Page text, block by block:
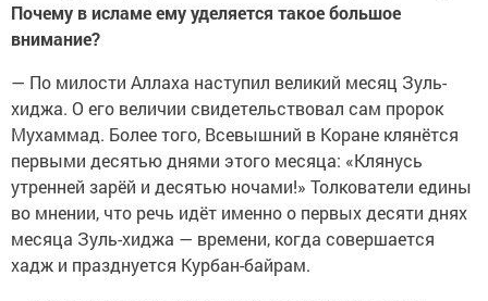
Почему в исламе ему уделяется такое большое
внимание?
— По милости Аллаха наступил великий месяц Зуль-
хиджа. О его величии свидетельствовал сам пророк
Мухаммад. Более того, Всевышний в Коране клянётся
первыми десятью днями этого месяца: «Клянусь
утренней зарёй и десятью ночами!» Толкователи едины
во мнении, что речь идёт именно о первых десяти днях
месяца Зуль-хиджа — времени, когда совершается
хадж и празднуется Курбан-байрам.